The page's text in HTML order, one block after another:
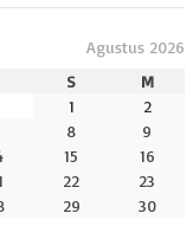
Agustus 2026
S
M
1
2
8
9
15
16
22
23
29
30